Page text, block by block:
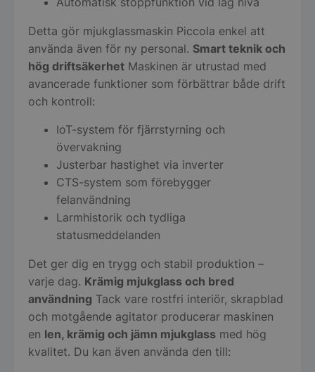
Detta gör mjukglassmaskin Piccola enkel att
använda även för ny personal. Smart teknik och
hög driftsäkerhet Maskinen är utrustad med
avancerade funktioner som förbättrar både drift
och kontroll:
IoT-system för fjärrstyrning och
övervakning
Justerbar hastighet via inverter
CTS-system som förebygger
felanvändning
Larmhistorik och tydliga
statusmeddelanden
Det ger dig en trygg och stabil produktion –
varje dag. Krämig mjukglass och bred
användning Tack vare rostfri interiör, skrapblad
och motgående agitator producerar maskinen
en len, krämig och jämn mjukglass med hög
kvalitet. Du kan även använda den till: